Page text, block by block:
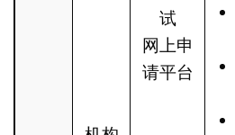
试
网上申
请平台